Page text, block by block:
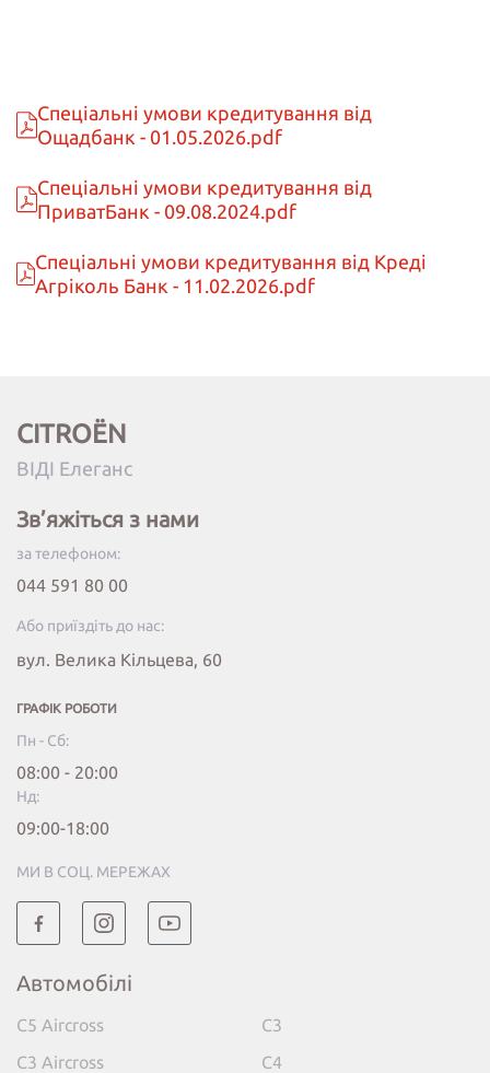
Спеціальні умови кредитування від
Ощадбанк - 01.05.2026.pdf
Спеціальні умови кредитування від
ПриватБанк - 09.08.2024.pdf
Спеціальні умови кредитування від Креді
Агріколь Банк - 11.02.2026.pdf
CITROËN
ВІДІ Елеганс
Зв’яжіться з нами
за телефоном:
044 591 80 00
Або приїздіть до нас:
вул. Велика Кільцева, 60
ГРАФІК РОБОТИ
Пн - Сб:
08:00 - 20:00
Нд:
09:00-18:00
МИ В СОЦ. МЕРЕЖАХ
Автомобілі
C5 Aircross
C3
C3 Aircross
C4